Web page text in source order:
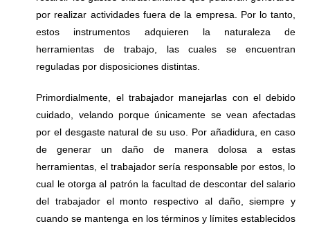
por realizar actividades fuera de la empresa. Por lo tanto,
estos instrumentos adquieren la naturaleza de
herramientas de trabajo, las cuales se encuentran
reguladas por disposiciones distintas.
Primordialmente, el trabajador manejarlas con el debido
cuidado, velando porque únicamente se vean afectadas
por el desgaste natural de su uso. Por añadidura, en caso
de generar un daño de manera dolosa a estas
herramientas, el trabajador sería responsable por estos, lo
cual le otorga al patrón la facultad de descontar del salario
del trabajador el monto respectivo al daño, siempre y
cuando se mantenga en los términos y límites establecidos